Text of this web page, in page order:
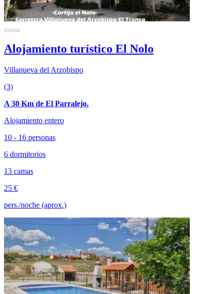
Alojamiento turístico El Nolo
Villanueva del Arzobispo
(3)
A 30 Km de El Parralejo.
Alojamiento entero
10 - 16 personas
6 dormitorios
13 camas
25 €
pers./noche (aprox.)